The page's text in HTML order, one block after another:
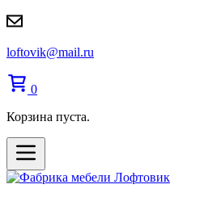
loftovik@mail.ru
0
Корзина пуста.